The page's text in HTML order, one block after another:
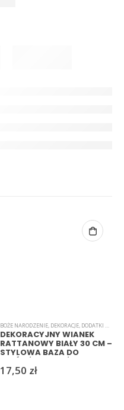
BOŻE NARODZENIE DEKORACJE DODATKI DO STROIKÓW
DEKORACYJNY WIANEK
RATTANOWY BIAŁY 30 CM –
STYLOWA BAZA DO
WIEŃCÓW I OZDÓB
17,50 zł